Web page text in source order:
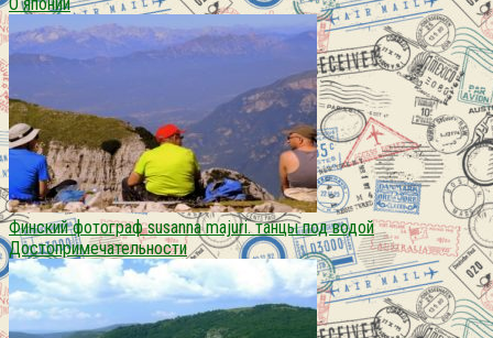
Финский фотограф susanna majuri. танцы под водой
Достопримечательности